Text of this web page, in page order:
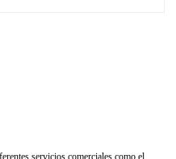
servicios comerciales como el